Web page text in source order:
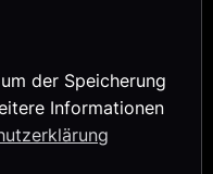
der Speicherung
Informationen